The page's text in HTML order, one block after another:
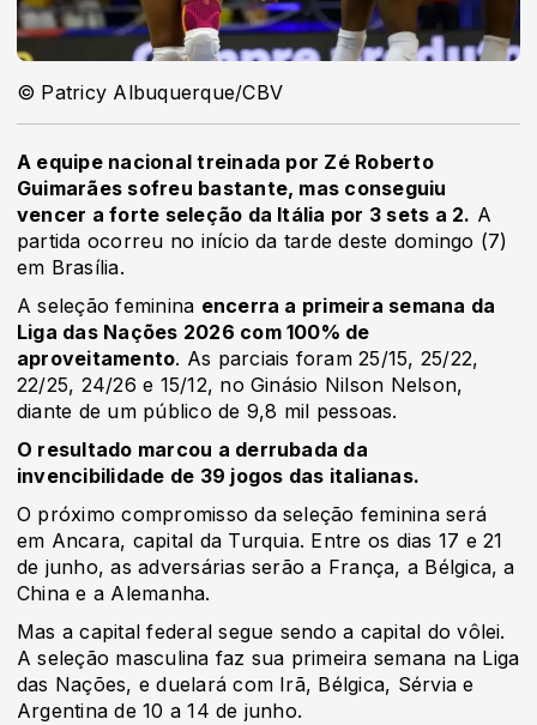
© Patricy Albuquerque/CBV
A equipe nacional treinada por Zé Roberto
Guimarães sofreu bastante, mas conseguiu
vencer a forte seleção da Itália por 3 sets a 2. A
partida ocorreu no início da tarde deste domingo (7)
em Brasília.
A seleção feminina encerra a primeira semana da
Liga das Nações 2026 com 100% de
aproveitamento. As parciais foram 25/15, 25/22,
22/25, 24/26 e 15/12, no Ginásio Nilson Nelson,
diante de um público de 9,8 mil pessoas.
O resultado marcou a derrubada da
invencibilidade de 39 jogos das italianas.
O próximo compromisso da seleção feminina será
em Ancara, capital da Turquia. Entre os dias 17 e 21
de junho, as adversárias serão a França, a Bélgica, a
China e a Alemanha.
Mas a capital federal segue sendo a capital do vôlei.
A seleção masculina faz sua primeira semana na Liga
das Nações, e duelará com Irã, Bélgica, Sérvia e
Argentina de 10 a 14 de junho.